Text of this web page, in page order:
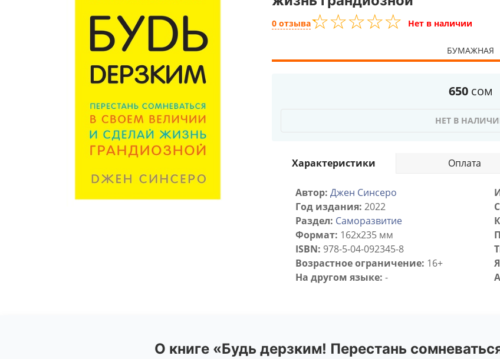
0 отзыва☆☆☆☆☆
★★★★★ Нет в наличии
БУМАЖНАЯ
650 сом
НЕТ В
Характеристики Оплата
Автор: Джен Синсеро
Год издания: 2022
Раздел: Саморазвитие
Формат: 162x235 мм
ISBN: 978-5-04-092345-8
Возрастное ограничение: 16+
На другом языке: -
О книге «Будь дерзким! Перестань